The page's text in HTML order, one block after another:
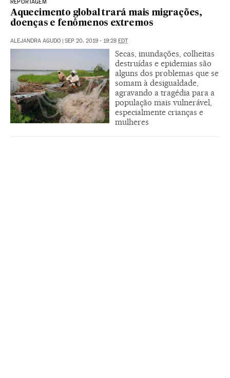
REPORTAGEM
Aquecimento global trará mais migrações,
doenças e fenômenos extremos
ALEJANDRA AGUDO SEP 20, 2019 - 19:28 EDT
Secas, inundações, colheitas
destruídas e epidemias são
alguns dos problemas que se
somam à desigualdade,
agravando a tragédia para a
população mais vulnerável,
especialmente crianças e
mulheres